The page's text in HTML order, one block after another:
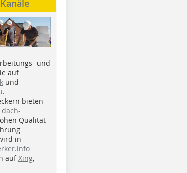
und
auf
und
.
bieten
dach-
Qualität
in
aufXing,